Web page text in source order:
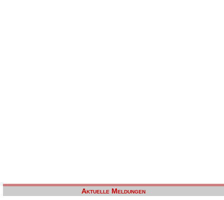
Aktuelle Meldungen